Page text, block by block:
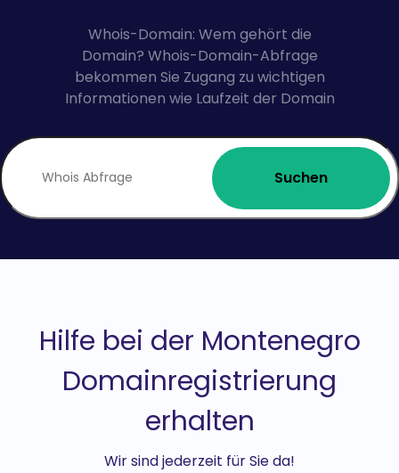
Whois-Domain: Wem gehört die
Domain? Whois-Domain-Abfrage
bekommen Sie Zugang zu wichtigen
Informationen wie Laufzeit der Domain
Suchen
Hilfe bei der Montenegro
Domainregistrierung
erhalten
Wir sind jederzeit für Sie da!